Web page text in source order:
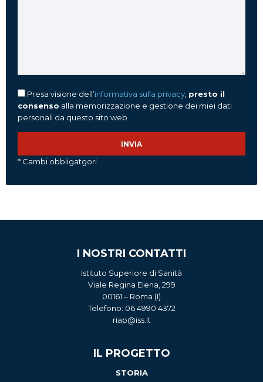
Presa visione dell’informativa sulla privacy presto il
consenso alla memorizzazione e gestione dei miei dati
personali da questo sito web
* Cambi obbligatgori
I NOSTRI CONTATTI
Istituto Superiore di Sanità
Viale Regina Elena, 299
00161 – Roma (I)
Telefono: 06 4990 4372
riap@iss.it
IL PROGETTO
STORIA